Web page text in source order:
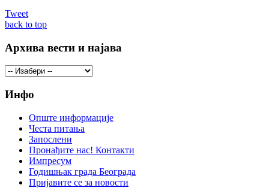
Tweet
back to top
Архива вести и најава
Инфо
Опште информације
Честа питања
Запослени
Пронађите нас! Контакти
Импресум
Годишњак града Београда
Пријавите се за новости